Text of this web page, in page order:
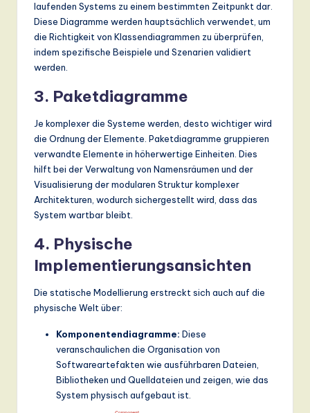
laufenden Systems zu einem bestimmten Zeitpunkt dar.
Diese Diagramme werden hauptsächlich verwendet, um
die Richtigkeit von Klassendiagrammen zu überprüfen,
indem spezifische Beispiele und Szenarien validiert
werden.
3. Paketdiagramme
Je komplexer die Systeme werden, desto wichtiger wird
die Ordnung der Elemente. Paketdiagramme gruppieren
verwandte Elemente in höherwertige Einheiten. Dies
hilft bei der Verwaltung von Namensräumen und der
Visualisierung der modularen Struktur komplexer
Architekturen, wodurch sichergestellt wird, dass das
System wartbar bleibt.
4. Physische
Implementierungsansichten
Die statische Modellierung erstreckt sich auch auf die
physische Welt über:
Komponentendiagramme: Diese
veranschaulichen die Organisation von
Softwareartefakten wie ausführbaren Dateien,
Bibliotheken und Quelldateien und zeigen, wie das
System physisch aufgebaut ist.